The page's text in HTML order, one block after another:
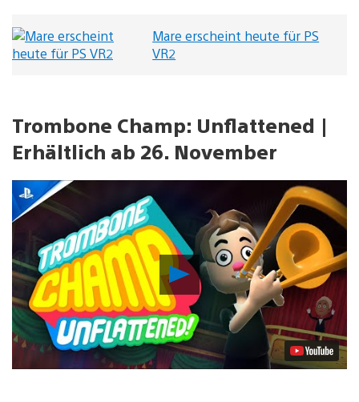
Mare erscheint heute für PS
VR2
Trombone Champ: Unflattened |
Erhältlich ab 26. November
Video
abspielen